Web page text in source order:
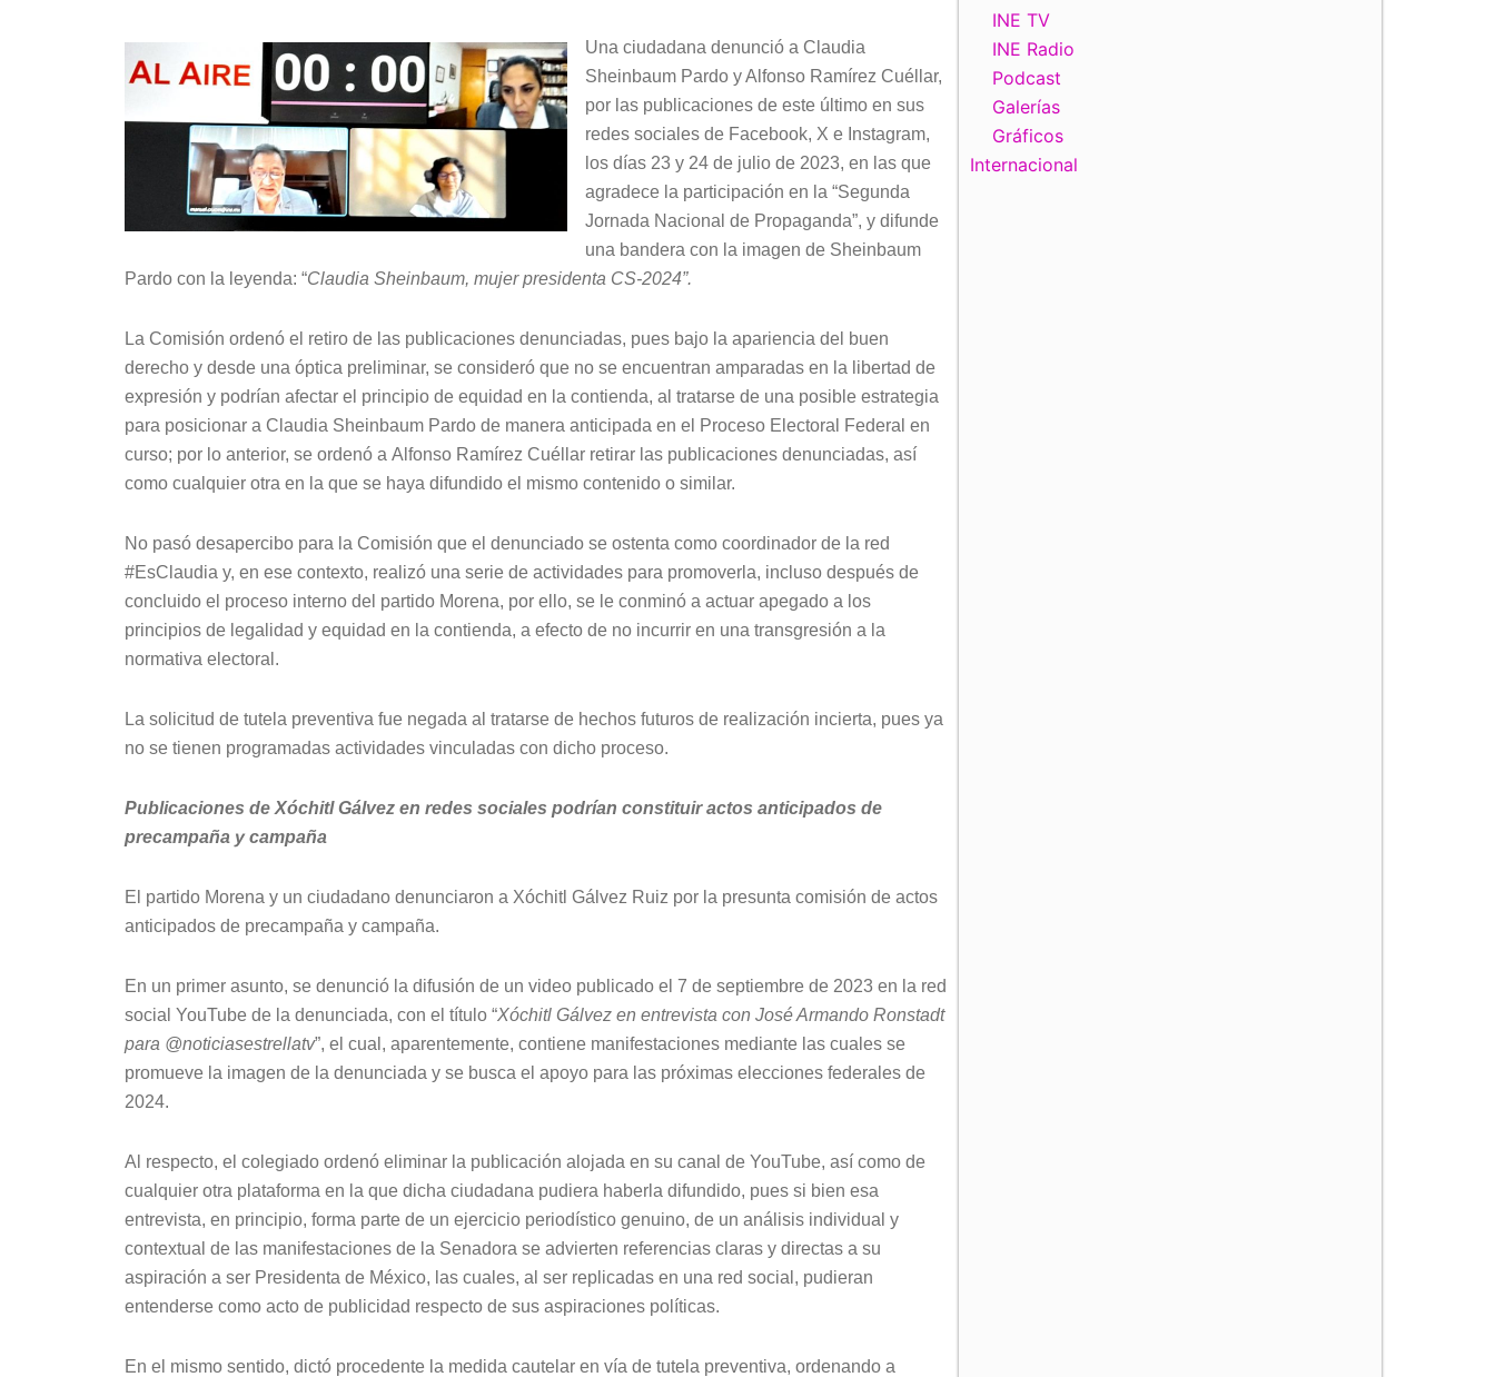
Una ciudadana denunció a Claudia
Sheinbaum Pardo y Alfonso Ramírez Cuéllar,
por las publicaciones de este último en sus
redes sociales de Facebook, X e Instagram,
los días 23 y 24 de julio de 2023, en las que
agradece la participación en la “Segunda
Jornada Nacional de Propaganda”, y difunde
una bandera con la imagen de Sheinbaum
Pardo con la leyenda: “Claudia Sheinbaum, mujer presidenta CS-2024”.
La Comisión ordenó el retiro de las publicaciones denunciadas, pues bajo la apariencia del buen
derecho y desde una óptica preliminar, se consideró que no se encuentran amparadas en la libertad de
expresión y podrían afectar el principio de equidad en la contienda, al tratarse de una posible estrategia
para posicionar a Claudia Sheinbaum Pardo de manera anticipada en el Proceso Electoral Federal en
curso; por lo anterior, se ordenó a Alfonso Ramírez Cuéllar retirar las publicaciones denunciadas, así
como cualquier otra en la que se haya difundido el mismo contenido o similar.
No pasó desapercibo para la Comisión que el denunciado se ostenta como coordinador de la red
#EsClaudia y, en ese contexto, realizó una serie de actividades para promoverla, incluso después de
concluido el proceso interno del partido Morena, por ello, se le conminó a actuar apegado a los
principios de legalidad y equidad en la contienda, a efecto de no incurrir en una transgresión a la
normativa electoral.
La solicitud de tutela preventiva fue negada al tratarse de hechos futuros de realización incierta, pues ya
no se tienen programadas actividades vinculadas con dicho proceso.
Publicaciones de Xóchitl Gálvez en redes sociales podrían constituir actos anticipados de
precampaña y campaña
El partido Morena y un ciudadano denunciaron a Xóchitl Gálvez Ruiz por la presunta comisión de actos
anticipados de precampaña y campaña.
En un primer asunto, se denunció la difusión de un video publicado el 7 de septiembre de 2023 en la red
social YouTube de la denunciada, con el título “Xóchitl Gálvez en entrevista con José Armando Ronstadt
para @noticiasestrellatv”, el cual, aparentemente, contiene manifestaciones mediante las cuales se
promueve la imagen de la denunciada y se busca el apoyo para las próximas elecciones federales de
2024.
Al respecto, el colegiado ordenó eliminar la publicación alojada en su canal de YouTube, así como de
cualquier otra plataforma en la que dicha ciudadana pudiera haberla difundido, pues si bien esa
entrevista, en principio, forma parte de un ejercicio periodístico genuino, de un análisis individual y
contextual de las manifestaciones de la Senadora se advierten referencias claras y directas a su
aspiración a ser Presidenta de México, las cuales, al ser replicadas en una red social, pudieran
entenderse como acto de publicidad respecto de sus aspiraciones políticas.
En el mismo sentido, dictó procedente la medida cautelar en vía de tutela preventiva, ordenando a
INE TV
INE Radio
Podcast
Galerías
Gráficos
Internacional